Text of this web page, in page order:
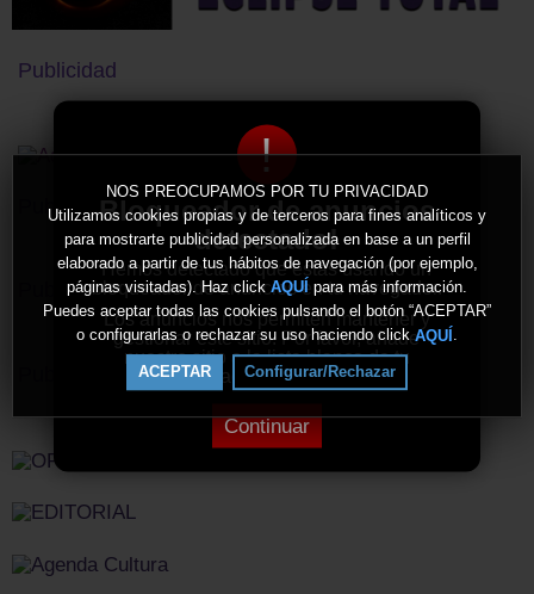
!
Bloqueador de anuncios
detectado!
Hemos detectado que estás usando un
bloqueador de anuncios en tu navegador.
Los anuncios nos permiten mantener y
gestionar este sitio. Por favor, añade
nuestro sitio a la lista blanca de tu
bloqueador de anuncios.
Continuar
NOS PREOCUPAMOS POR TU PRIVACIDAD
Utilizamos cookies propias y de terceros para fines analíticos y
para mostrarte publicidad personalizada en base a un perfil
elaborado a partir de tus hábitos de navegación (por ejemplo,
páginas visitadas). Haz click AQUÍ para más información.
Puedes aceptar todas las cookies pulsando el botón “ACEPTAR”
o configurarlas o rechazar su uso haciendo click AQUÍ
ACEPTAR Configurar/Rechazar
Publicidad
Publicidad
Publicidad